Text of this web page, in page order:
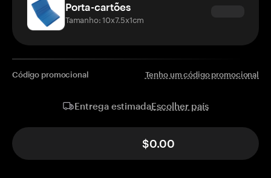
Porta-cartões
Tamanho: 10x7.5x1cm
Código promocional Tenho um código promocional
Entrega estimadaEscolher país
$0.00